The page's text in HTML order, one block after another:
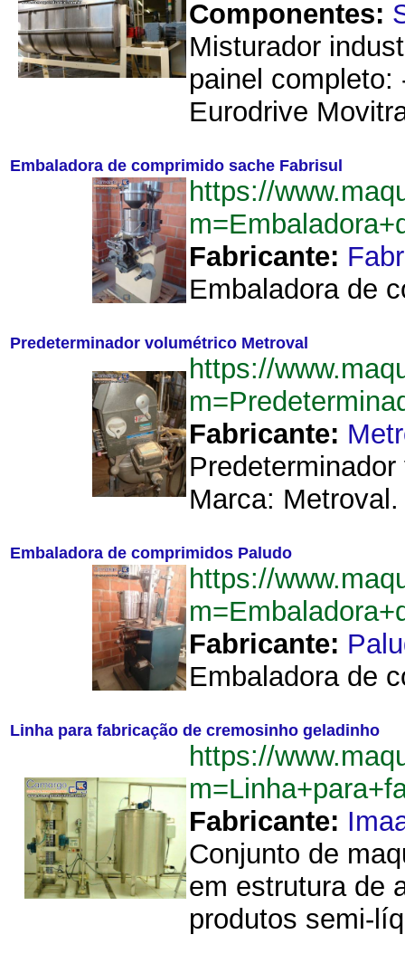
Componentes:
Misturador
painel
Eurodrive
Embaladora de comprimido sache Fabrisul
https://
Fabricante:
Embaladora de
Predeterminador volumétrico Metroval
https://
Fabricante:
Marca:
Embaladora de comprimidos Paludo
https://
Fabricante:
Embaladora de
Linha para fabricação de cremosinho geladinho
https://
Fabricante:
Conjunto de
em estrutura de
produtos semi-